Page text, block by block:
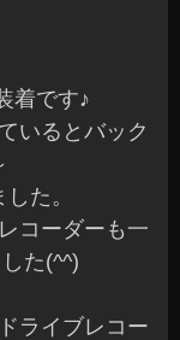
着です♪
いるとバック
た。
コーダーも一
た(^^)
ライブレコー